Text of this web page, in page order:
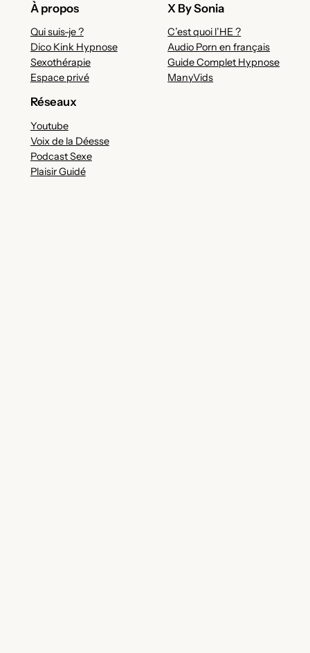
À propos
Qui suis-je ?
Dico Kink Hypnose
Sexothérapie
Espace privé
X By Sonia
C’est quoi l’HE ?
Audio Porn en français
Guide Complet Hypnose
ManyVids
Réseaux
Youtube
Voix de la Déesse
Podcast Sexe
Plaisir Guidé